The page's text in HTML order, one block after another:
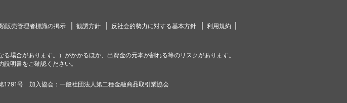
販売管理者標識の掲示 勧誘方針 反社会的勢力に対する基本方針 利用規約
場合があります。）がかかるほか、出資金の元本が割れる等のリスクがあります。
明書をご確認ください。
号 加入協会：一般社団法人第二種金融商品取引業協会